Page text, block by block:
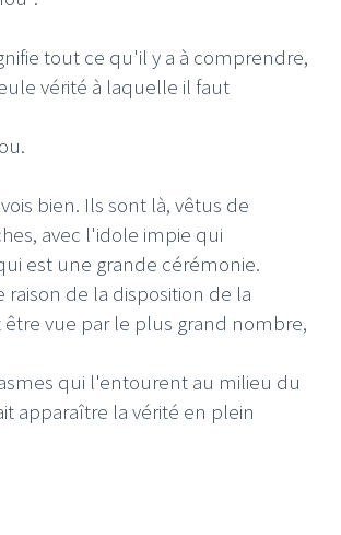
tout ce qu'il y a à comprendre,
vérité à laquelle il faut
bien. Ils sont là, vêtus de
avec l'idole impie qui
est une grande cérémonie.
raison de la disposition de la
vue par le plus grand nombre,
qui l'entourent au milieu du
apparaître la vérité en plein